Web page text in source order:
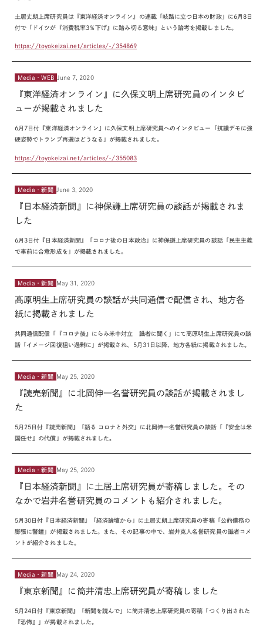
土居丈朗上席研究員は『東洋経済オンライン』の連載「岐路に立つ日本の財政」に6月8日
付で「ドイツが『消費税率3％下げ』に踏み切る意味」という論考を掲載しました。
https://toyokeizai.net/articles/-/354869
Media・WEB June 7, 2020
『東洋経済オンライン』に久保文明上席研究員のインタビ
ューが掲載されました
6 月 7 日付『東洋経済オンライン』に久保文明上席研究員へのインタビュー「抗議デモに強
硬姿勢でトランプ再選はどうなる」が掲載されました。
https://toyokeizai.net/articles/-/355083
Media・新聞 June 3, 2020
『日本経済新聞』に神保謙上席研究員の談話が掲載されま
した
6 月 3 日付『日本経済新聞』「コロナ後の日本政治」に神保謙上席研究員の談話「民主主義
で事前に合意形成を」が掲載されました。
Media・新聞 May 31, 2020
高原明生上席研究員の談話が共同通信で配信され、地方各
紙に掲載されました
共同通信配信「『コロナ後』にらみ米中対立 識者に聞く」にて高原明生上席研究員の談
話「イメージ回復狙い過剰に」が掲載され、
5月 31 日以降、地方各紙に掲載されました。
Media・新聞 May 25, 2020
『読売新聞』に北岡伸一名誉研究員の談話が掲載されまし
た
5 月 25 日付『読売新聞』「語る コロナと外交」に北岡伸一名誉研究員の談話「『安全は米
国任せ』の代償」が掲載されました。
Media・新聞 May 25, 2020
『日本経済新聞』に土居上席研究員が寄稿しました。その
なかで岩井名誉研究員のコメントも紹介されました。
5 月 30 日付『日本経済新聞』「経済論壇から」に土居丈朗上席研究員の寄稿「公的債務の
膨張に警鐘」が掲載されました。また、その記事の中で、岩井克人名誉研究員の識者コメ
ントが紹介されました。
Media・新聞 May 24, 2020
『東京新聞』に筒井清忠上席研究員が寄稿しました
5月 24 日付『東京新聞』「新聞を読んで」に筒井清忠上席研究員の寄稿「つくり出された
『恐怖』」が掲載されました。